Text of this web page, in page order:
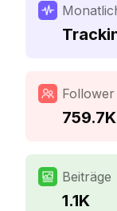
Follower
759.7K
Beiträge
1.1K